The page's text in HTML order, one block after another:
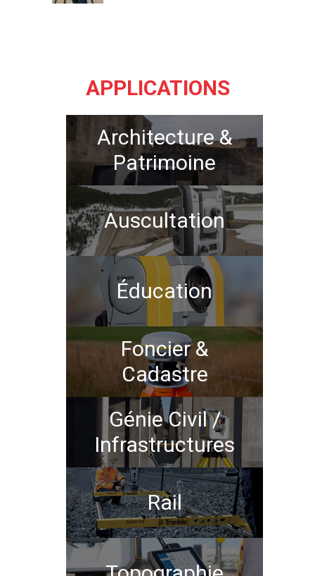
APPLICATIONS
Architecture &
Patrimoine
Auscultation
Éducation
Foncier &
Cadastre
Génie Civil /
Infrastructures
Rail